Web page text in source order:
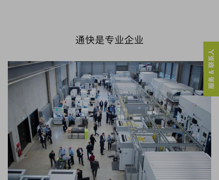
通快是专业企业
服务 & 联系人